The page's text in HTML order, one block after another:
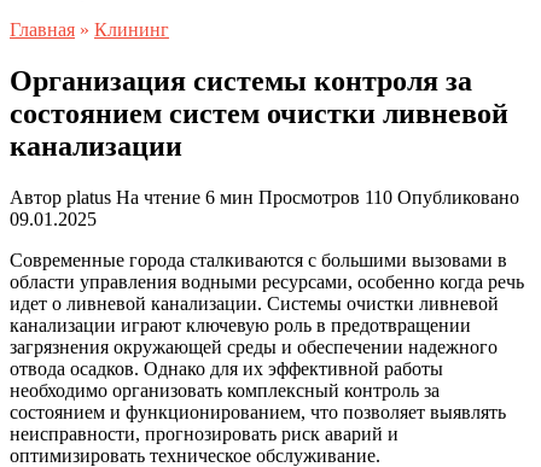
Главная » Клининг
Организация системы контроля за
состоянием систем очистки ливневой
канализации
Автор platus На чтение 6 мин Просмотров 110 Опубликовано
09.01.2025
Современные города сталкиваются с большими вызовами в
области управления водными ресурсами, особенно когда речь
идет о ливневой канализации. Системы очистки ливневой
канализации играют ключевую роль в предотвращении
загрязнения окружающей среды и обеспечении надежного
отвода осадков. Однако для их эффективной работы
необходимо организовать комплексный контроль за
состоянием и функционированием, что позволяет выявлять
неисправности, прогнозировать риск аварий и
оптимизировать техническое обслуживание.